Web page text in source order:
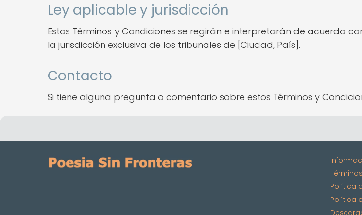
Ley aplicable y jurisdicción
Estos Términos y Condiciones se regirán e interpretarán de acuerdo
la jurisdicción exclusiva de los tribunales de [Ciudad, País].
Contacto
Si tiene alguna pregunta o comentario sobre estos Términos y
Política
Política